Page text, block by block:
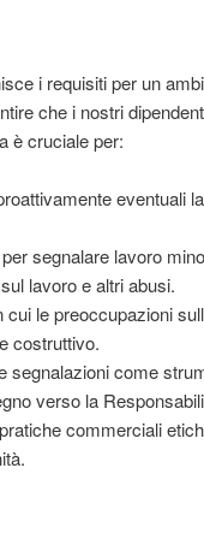
i requisiti per un
che i nostri
è cruciale per:
eventuali
segnalare lavoro
lavoro e altri abusi.
cui le preoccupazioni
costruttivo.
segnalazioni come
verso la
commerciali